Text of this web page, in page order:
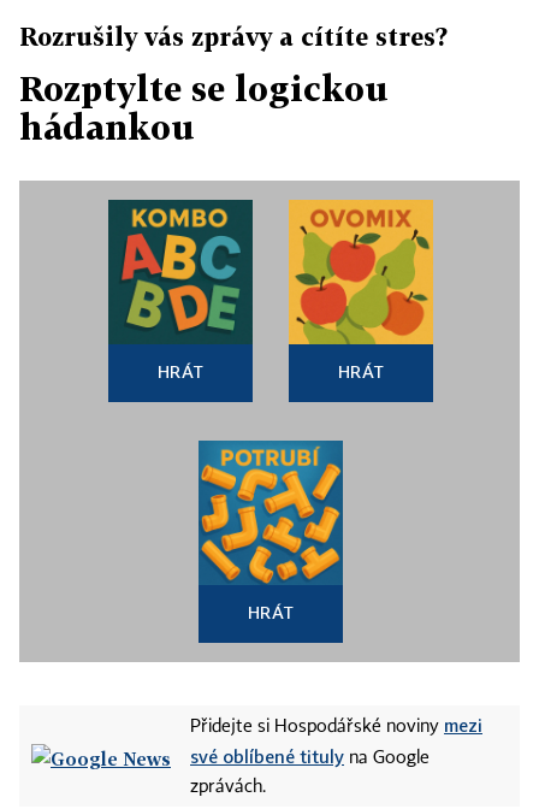
Rozrušily vás zprávy a cítíte stres?
Rozptylte se logickou
hádankou
HRÁT HRÁT
HRÁT
Přidejte si Hospodářské noviny mezi
své oblíbené tituly na Google
zprávách.